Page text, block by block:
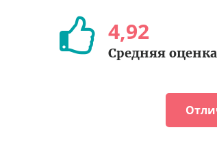
4,92
Средняя оценка